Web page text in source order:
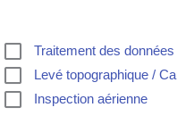
Traitement des
Levé topographique /
Inspection aérienne